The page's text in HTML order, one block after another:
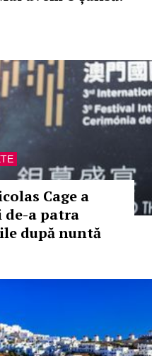
Cage a
de-a patra
după nuntă